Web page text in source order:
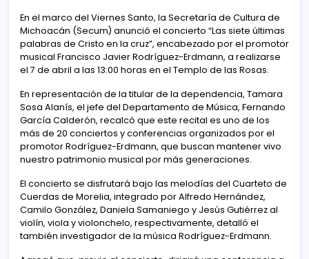
En el marco del Viernes Santo, la Secretaría de Cultura de
Michoacán (Secum) anunció el concierto “Las siete últimas
palabras de Cristo en la cruz”, encabezado por el promotor
musical Francisco Javier Rodríguez-Erdmann, a realizarse
el 7 de abril a las 13:00 horas en el Templo de las Rosas.
En representación de la titular de la dependencia, Tamara
Sosa Alanís, el jefe del Departamento de Música, Fernando
García Calderón, recalcó que este recital es uno de los
más de 20 conciertos y conferencias organizados por el
promotor Rodríguez-Erdmann, que buscan mantener vivo
nuestro patrimonio musical por más generaciones.
El concierto se disfrutará bajo las melodías del Cuarteto de
Cuerdas de Morelia, integrado por Alfredo Hernández,
Camilo González, Daniela Samaniego y Jesús Gutiérrez al
violín, viola y violonchelo, respectivamente, detalló el
también investigador de la música Rodríguez-Erdmann.